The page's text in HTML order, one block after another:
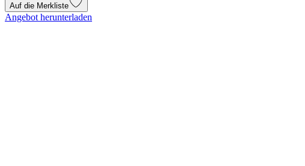
Auf die Merkliste
Angebot herunterladen